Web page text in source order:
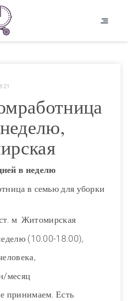
в неделю
в семью для уборки
м Житомирская
(10.00-18.00),
месяц
принимаем. Есть